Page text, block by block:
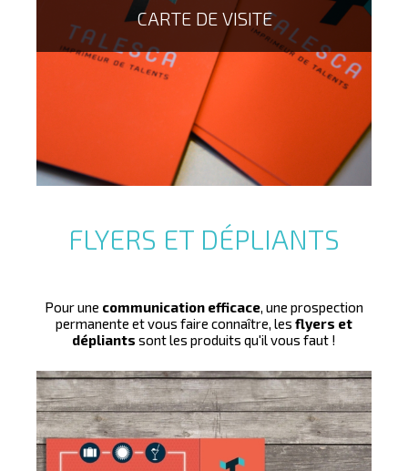
La carte rigide par excellence ! Avec coins arrondis, en
500 ou 760 microns...avec option overlay pour une
protection optimale, vous trouverez forcément votre
bonheur avec ces cartes en PVC ultras rigides !
CARTE DE VISITE
Les cartes de visite sont le premier lien entre vous et
votre interlocuteur.
Talesca vous offre un large choix, dans la qualité du
FLYERS ET DÉPLIANTS
Pour une communication efficace, une prospection
permanente et vous faire connaître, les flyers et
dépliants sont les produits qu'il vous faut !